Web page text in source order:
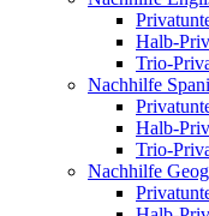
Halb-
Trio-
Nachhilfe
Halb-
Trio-
Nachhilfe